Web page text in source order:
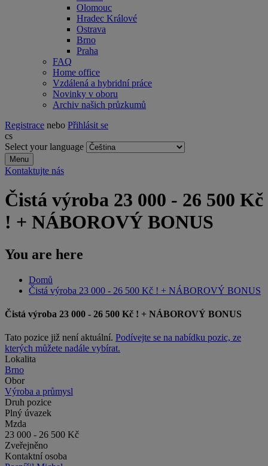
Olomouc
Hradec Králové
Ostrava
Brno
Praha
FAQ
Home office
Vzdálená a hybridní práce
Novinky v oboru
Archiv našich průzkumů
Registrace nebo Přihlásit se
cs
Select your language
Menu
Kontaktujte nás
Čistá výroba 23 000 - 26 500 Kč
! + NÁBOROVÝ BONUS
You are here
Domů
Čistá výroba 23 000 - 26 500 Kč ! + NÁBOROVÝ BONUS
Čistá výroba 23 000 - 26 500 Kč ! + NÁBOROVÝ BONUS
Tato pozice již není aktuální. Podívejte se na nabídku pozic, ze
kterých můžete nadále vybírat.
Lokalita
Brno
Obor
Výroba a průmysl
Druh pozice
Plný úvazek
Mzda
23 000 - 26 500 Kč
Zveřejněno
Kontaktní osoba